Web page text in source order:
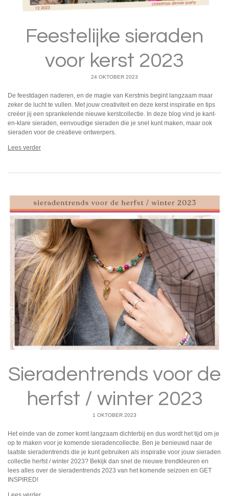
Feestelijke sieraden
voor kerst 2023
24 OKTOBER 2023
De feestdagen naderen, en de magie van Kerstmis begint langzaam maar
zeker de lucht te vullen. Met jouw creativiteit en deze kerst inspiratie en tips
creëer jij een sprankelende nieuwe kerstcollectie. In deze blog vind je kant-
en-klare sieraden, eenvoudige sieraden die je snel kunt maken, maar ook
sieraden voor de creatieve ontwerpers.
Lees verder
Sieradentrends voor de
herfst / winter 2023
1 OKTOBER 2023
Het einde van de zomer komt langzaam dichterbij en dus wordt het tijd om je
op te maken voor je komende sieradencollectie. Ben je benieuwd naar de
laatste sieradentrends die je kunt gebruiken als inspiratie voor jouw sieraden
collectie herfst / winter 2023? Bekijk dan snel de nieuwe trendkleuren en
lees alles over de sieradentrends 2023 van het komende seizoen en GET
INSPIRED!